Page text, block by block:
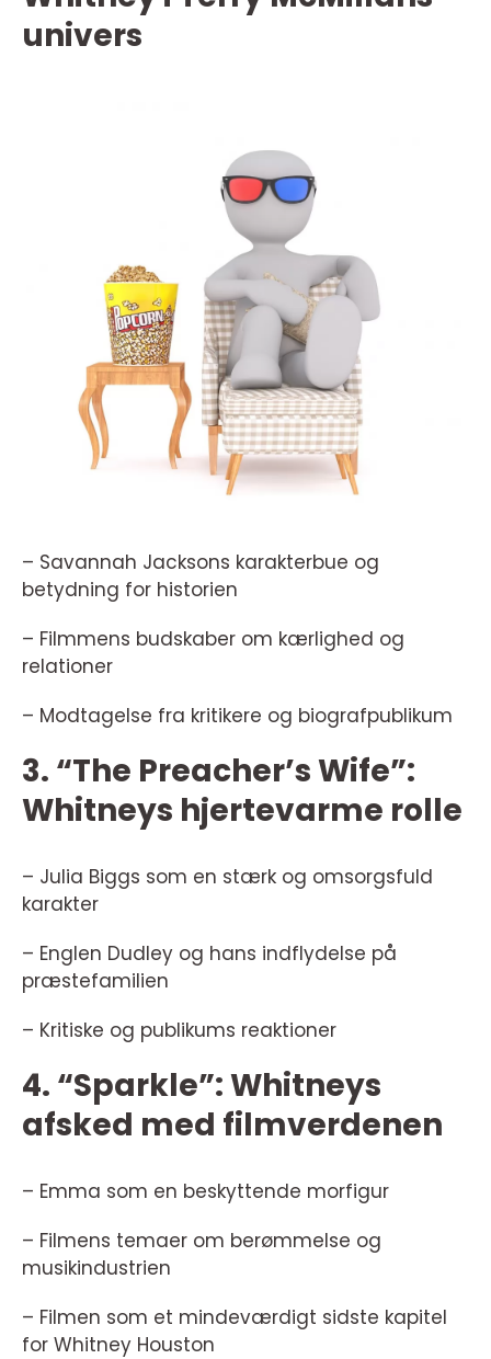
univers
– Savannah Jacksons karakterbue og
betydning for historien
– Filmmens budskaber om kærlighed og
relationer
– Modtagelse fra kritikere og biografpublikum
3. “The Preacher’s Wife”:
Whitneys hjertevarme rolle
– Julia Biggs som en stærk og omsorgsfuld
karakter
– Englen Dudley og hans indflydelse på
præstefamilien
– Kritiske og publikums reaktioner
4. “Sparkle”: Whitneys
afsked med filmverdenen
– Emma som en beskyttende morfigur
– Filmens temaer om berømmelse og
musikindustrien
– Filmen som et mindeværdigt sidste kapitel
for Whitney Houston